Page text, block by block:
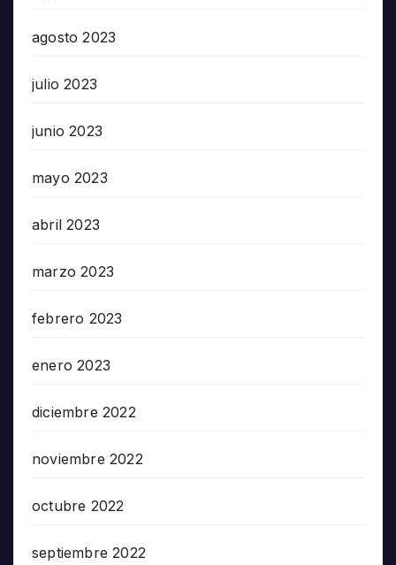
agosto 2023
julio 2023
junio 2023
mayo 2023
abril 2023
marzo 2023
febrero 2023
enero 2023
diciembre 2022
noviembre 2022
octubre 2022
septiembre 2022